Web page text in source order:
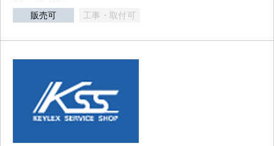
販売可 工事・取付可